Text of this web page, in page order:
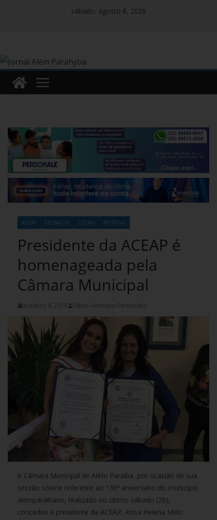
sábado, agosto 8, 2026
ACEAP DESTAQUE LOCAIS NOTÍCIAS
Presidente da ACEAP é
homenageada pela
Câmara Municipal
outubro 4, 2019 Flávio Henrique Fernandes
A Câmara Municipal de Além Paraíba, por ocasião de sua
sessão solene referente ao 136º aniversário do município
alemparaibano, realizado no último sábado (28),
concedeu à presidente da ACEAP, Rosa Helena Melo